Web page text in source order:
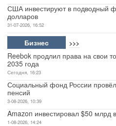
США инвестируют в подводный
долларов
31-07-2026, 16:52
Бизнес >>>
Reebok продлил права на свои
2035 года
Сегодня, 16:23
Социальный фонд России
пенсий
3-08-2026, 10:39
Amazon инвестировал $50 млрд
1-08-2026, 14:24